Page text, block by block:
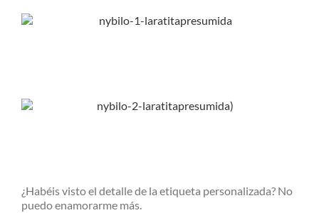
¿Habéis visto el detalle de la etiqueta personalizada? No
puedo enamorarme más.